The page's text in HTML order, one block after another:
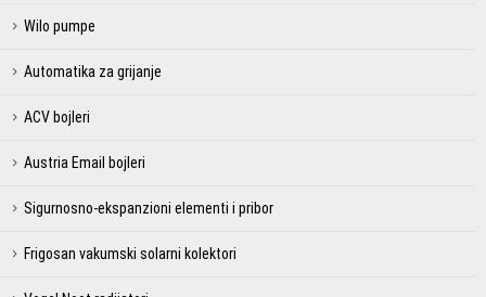
Wilo pumpe
Automatika za grijanje
ACV bojleri
Austria Email bojleri
Sigurnosno-ekspanzioni elementi i pribor
Frigosan vakumski solarni kolektori